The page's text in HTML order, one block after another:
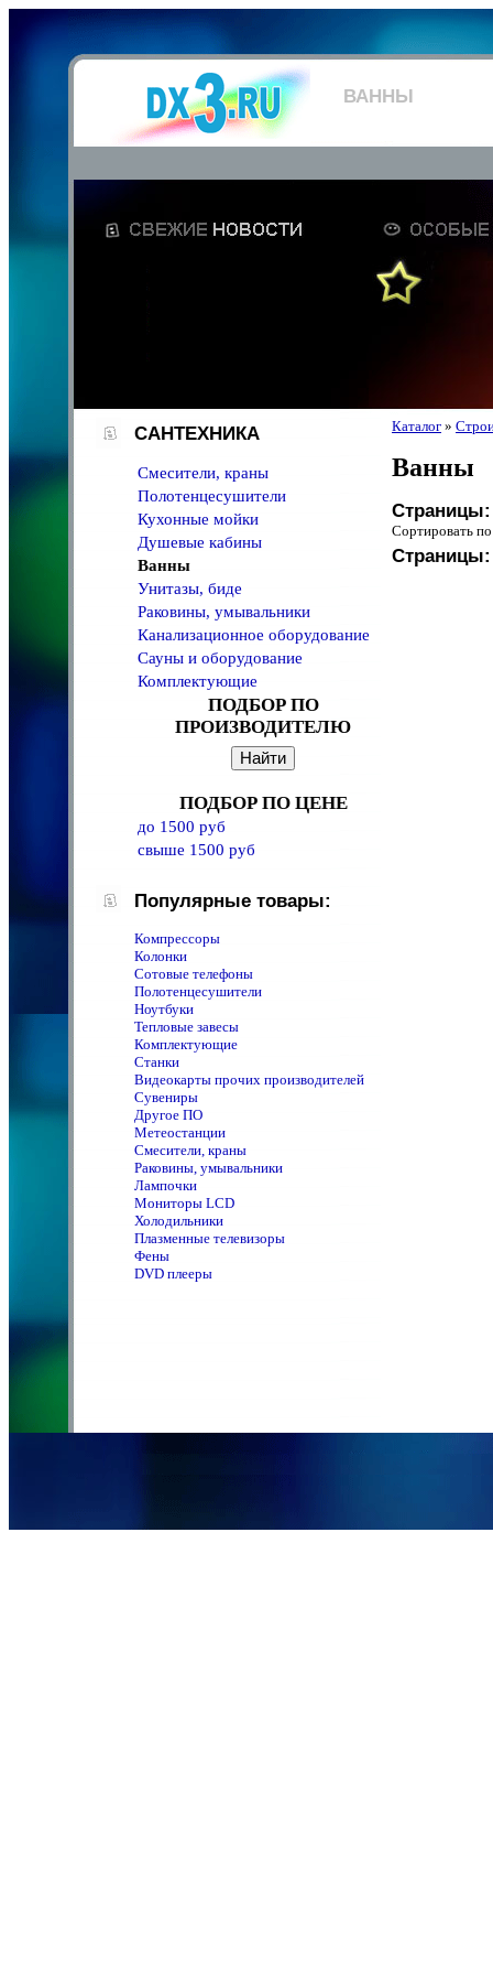
ВАННЫ
САНТЕХНИКА
Смесители, краны
Полотенцeсушители
Кухонные мойки
Душевые кабины
Ванны
Унитазы, биде
Раковины, умывальники
Канализационное оборудование
Сауны и оборудование
Комплектующие
ПОДБОР ПО
ПРОИЗВОДИТЕЛЮ
ПОДБОР ПО ЦЕНЕ
до 1500 руб
свыше 1500 руб
Популярные товары:
Компрессоры
Колонки
Сотовые телефоны
Полотенцeсушители
Ноутбуки
Тепловые завесы
Комплектующие
Станки
Видеокарты прочих производителей
Сувениры
Другое ПО
Метеостанции
Смесители, краны
Раковины, умывальники
Лампочки
Мониторы LCD
Холодильники
Плазменные телевизоры
Фены
DVD плееры
Каталог »
Ванны
Страницы:
Сортировать
Страницы: